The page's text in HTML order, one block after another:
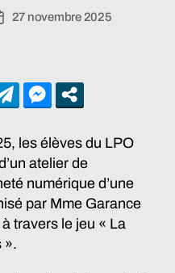
27 novembre 2025
les élèves du LPO
atelier de
numérique d’une
par Mme Garance
travers le jeu « La
».